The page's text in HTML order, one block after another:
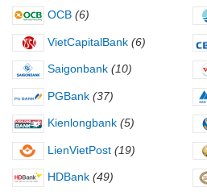
OCB (6)
VietCapitalBank (6)
Saigonbank (10)
PGBank (37)
Kienlongbank (5)
LienVietPost (19)
HDBank (49)